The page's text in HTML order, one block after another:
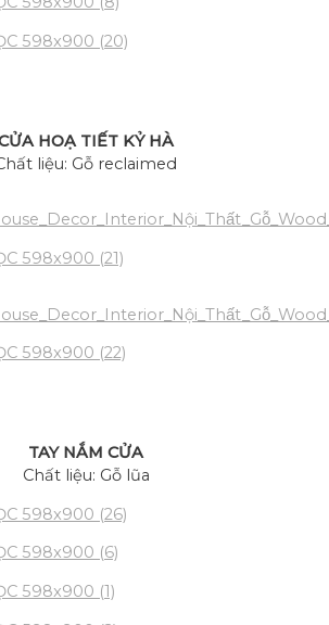
HOẠ TIẾT KỶ HÀ
liệu: Gỗ reclaimed
TAY NẮM CỬA
Chất liệu: Gỗ lũa